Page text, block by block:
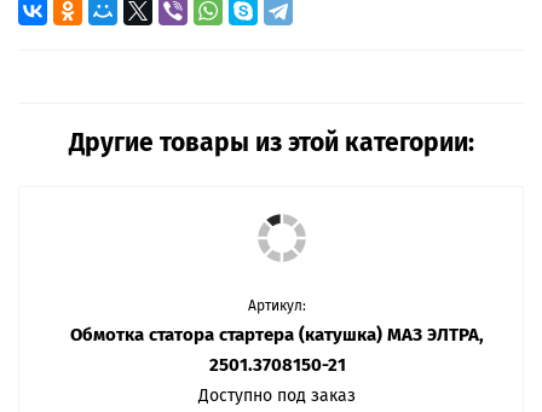
Другие товары из этой категории:
Артикул:
Обмотка статора стартера (катушка) МАЗ ЭЛТРА,
2501.3708150-21
Доступно под заказ